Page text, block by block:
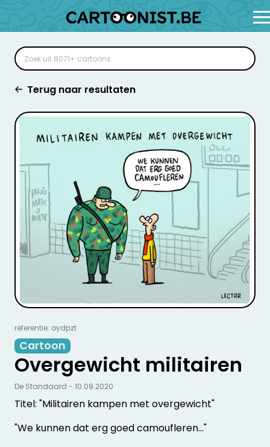
Terug naar resultaten
referentie: oydpzt
Cartoon
Overgewicht militairen
Titel: "Militairen kampen met overgewicht"
"We kunnen dat erg goed camoufleren..."
De Standaard - 10.09.2020